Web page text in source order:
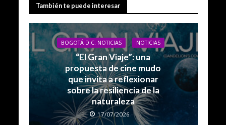
También te puede interesar
BOGOTÁ D.C. NOTICIAS NOTICIAS
“El Gran Viaje”: una
propuesta de cine mudo
que invita a reflexionar
sobre la resiliencia de la
naturaleza
17/07/2026